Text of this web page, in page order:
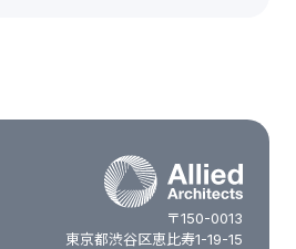
〒150-0013
東京都渋谷区恵比寿1-19-15